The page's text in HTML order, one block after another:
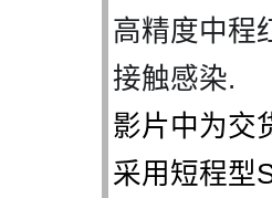
高精度中程
接触感染.
影片中为交
采用短程型